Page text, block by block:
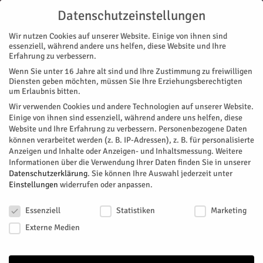
Start
« Alle Veranstaltungen
Diese Veranstaltung hat bereits stattgefunden.
9. Berufsinfo-Markt
Datenschutzeinstellungen
Wir nutzen Cookies auf unserer Website. Einige von ihnen sind
essenziell, während andere uns helfen, diese Website und Ihre
Erfahrung zu verbessern.
Wenn Sie unter 16 Jahre alt sind und Ihre Zustimmung zu freiwilligen
Diensten geben möchten, müssen Sie Ihre Erziehungsberechtigten
um Erlaubnis bitten.
Wir verwenden Cookies und andere Technologien auf unserer Website.
Einige von ihnen sind essenziell, während andere uns helfen, diese
Website und Ihre Erfahrung zu verbessern. Personenbezogene Daten
können verarbeitet werden (z. B. IP-Adressen), z. B. für personalisierte
Anzeigen und Inhalte oder Anzeigen- und Inhaltsmessung. Weitere
Informationen über die Verwendung Ihrer Daten finden Sie in unserer
Datenschutzerklärung. Sie können Ihre Auswahl jederzeit unter
Einstellungen widerrufen oder anpassen.
Essenziell
Statistiken
Marketing
Externe Medien